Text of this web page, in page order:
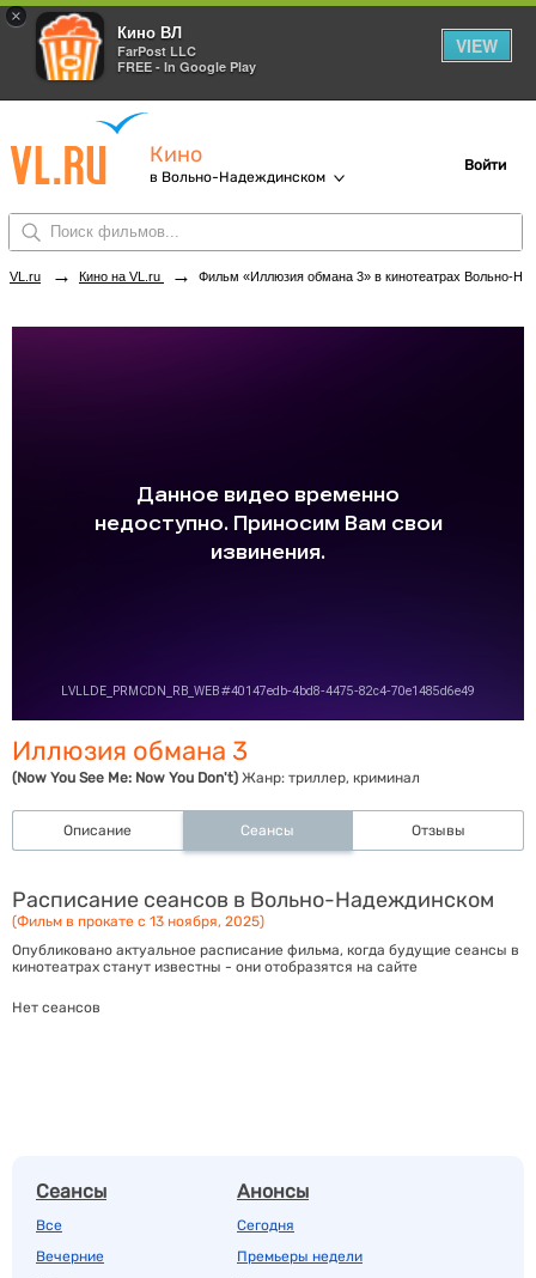
×
Кино ВЛ
FarPost LLC
FREE - In Google Play
VIEW
Кино
в Вольно-Надеждинском
Войти
VL.ru → Кино на VL.ru → Фильм «Иллюзия обмана 3» в кинотеатрах Вольно-Надеждинского. Купить билеты!
Иллюзия обмана 3
(Now You See Me: Now You Don't) Жанр: триллер, криминал
Описание Сеансы Отзывы
Расписание сеансов в Вольно-Надеждинском
(Фильм в прокате с 13 ноября, 2025)
Опубликовано актуальное расписание фильма, когда будущие сеансы в
кинотеатрах станут известны - они отобразятся на сайте
Нет сеансов
Сеансы
Все
Вечерние
Анонсы
Сегодня
Премьеры недели